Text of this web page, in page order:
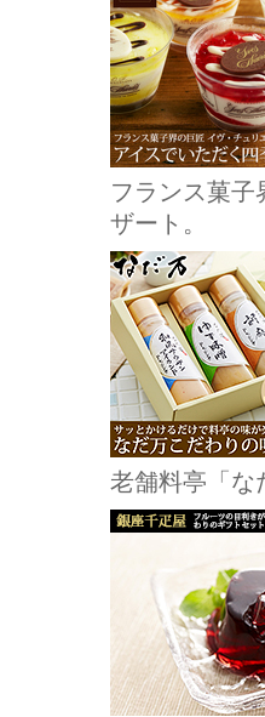
フランス菓
ザート。
老舗料亭「な